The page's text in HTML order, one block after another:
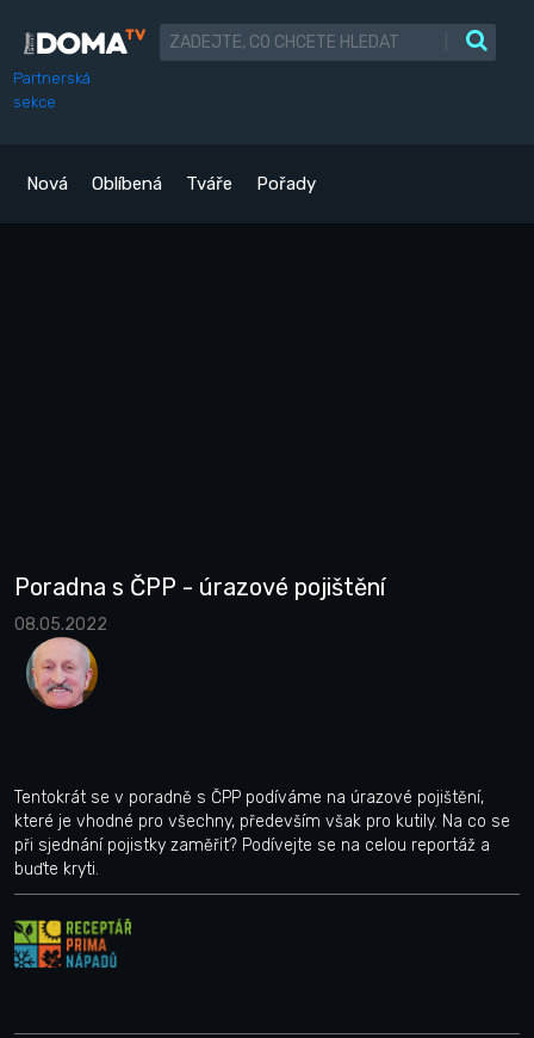
Partnerská
sekce
Nová Oblíbená Tváře Pořady
Poradna s ČPP - úrazové pojištění
08.05.2022
Tentokrát se v poradně s ČPP podíváme na úrazové pojištění,
které je vhodné pro všechny, především však pro kutily. Na co se
při sjednání pojistky zaměřit? Podívejte se na celou reportáž a
buďte kryti.